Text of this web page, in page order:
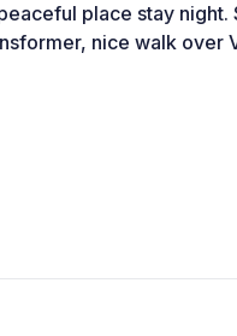
place stay night.
nice walk over